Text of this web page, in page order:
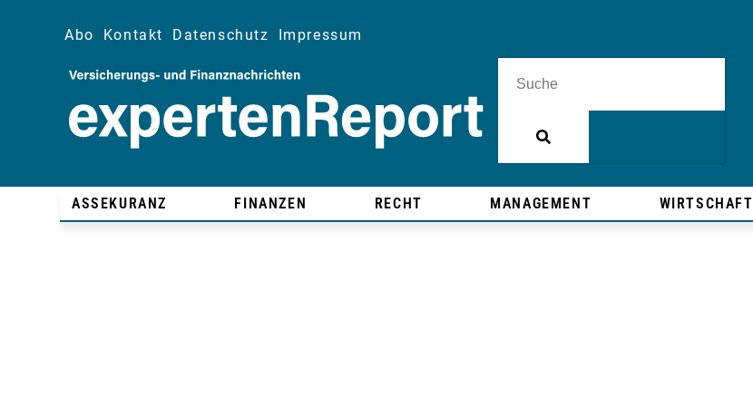
Abo Kontakt Datenschutz Impressum
ASSEKURANZ FINANZEN RECHT MANAGEMENT WIRTSCHAFT